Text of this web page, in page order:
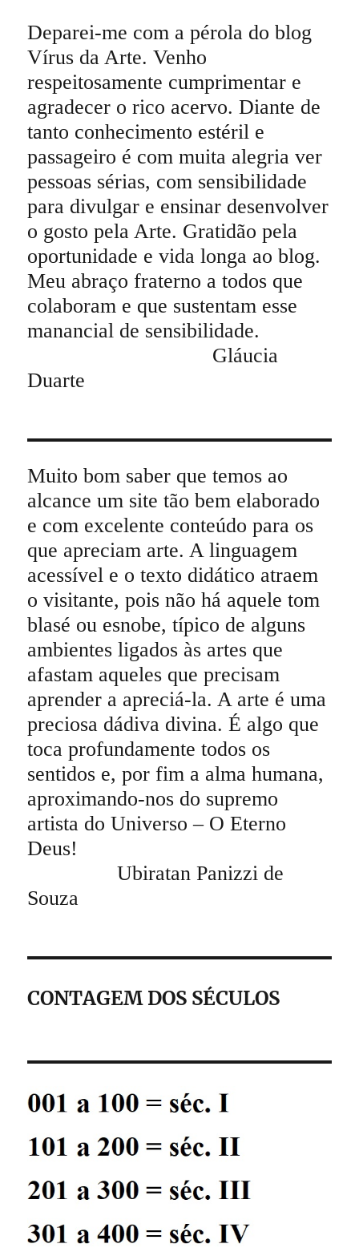
Deparei-me com a pérola do blog
Vírus da Arte. Venho
respeitosamente cumprimentar e
agradecer o rico acervo. Diante de
tanto conhecimento estéril e
passageiro é com muita alegria ver
pessoas sérias, com sensibilidade
para divulgar e ensinar desenvolver
o gosto pela Arte. Gratidão pela
oportunidade e vida longa ao blog.
Meu abraço fraterno a todos que
colaboram e que sustentam esse
manancial de sensibilidade.
Gláucia
Duarte
Muito bom saber que temos ao
alcance um site tão bem elaborado
e com excelente conteúdo para os
que apreciam arte. A linguagem
acessível e o texto didático atraem
o visitante, pois não há aquele tom
blasé ou esnobe, típico de alguns
ambientes ligados às artes que
afastam aqueles que precisam
aprender a apreciá-la. A arte é uma
preciosa dádiva divina. É algo que
toca profundamente todos os
sentidos e, por fim a alma humana,
aproximando-nos do supremo
artista do Universo – O Eterno
Deus!
Ubiratan Panizzi de
Souza
CONTAGEM DOS SÉCULOS